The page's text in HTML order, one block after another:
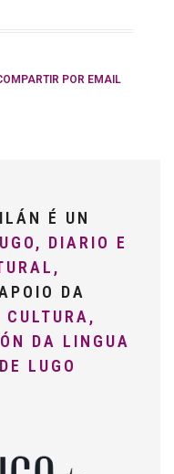
POR EMAIL
É UN
DIARIO E
DA
DA LINGUA
LUGO